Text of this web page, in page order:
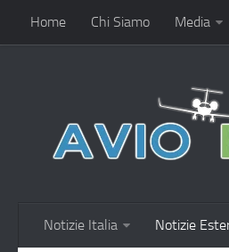
Home Chi Siamo Media
Notizie Italia Notizie